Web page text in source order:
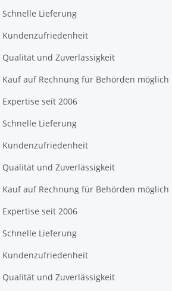
Schnelle Lieferung
Kundenzufriedenheit
Qualität und Zuverlässigkeit
Kauf auf Rechnung für Behörden möglich
Expertise seit 2006
Schnelle Lieferung
Kundenzufriedenheit
Qualität und Zuverlässigkeit
Kauf auf Rechnung für Behörden möglich
Expertise seit 2006
Schnelle Lieferung
Kundenzufriedenheit
Qualität und Zuverlässigkeit